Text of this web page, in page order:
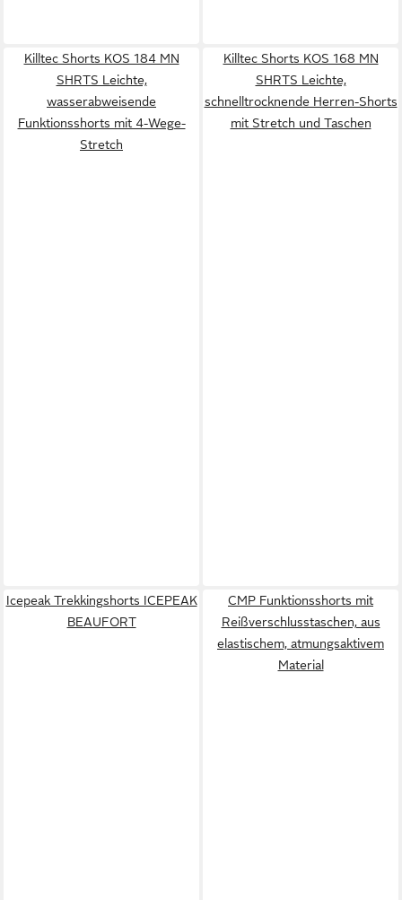
Killtec Shorts KOS 184 MN
SHRTS Leichte,
wasserabweisende
Funktionsshorts mit 4-Wege-
Stretch
Killtec Shorts KOS 168 MN
SHRTS Leichte,
schnelltrocknende Herren-Shorts
mit Stretch und Taschen
Icepeak Trekkingshorts ICEPEAK
BEAUFORT
CMP Funktionsshorts mit
Reißverschlusstaschen, aus
elastischem, atmungsaktivem
Material